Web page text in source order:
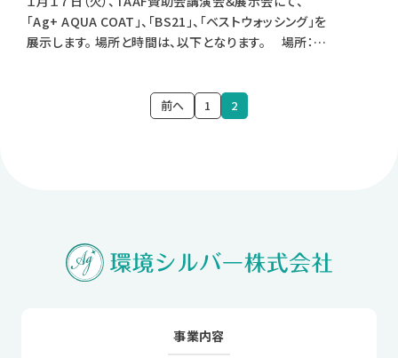
「Ag+ AQUA COAT」、「BS21」、「ベストウォッシング」を
展示します。 場所と時間は、以下となります。 場所：〒
室 時間：14:00~16:30前へ 1 2
事業内容